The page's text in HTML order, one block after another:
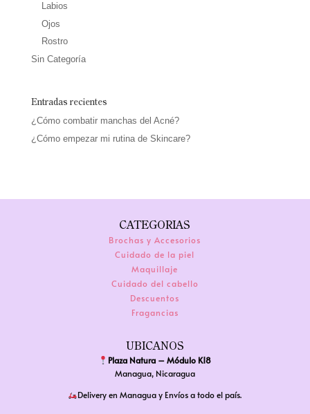
Labios
Ojos
Rostro
Sin Categoría
Entradas recientes
¿Cómo combatir manchas del Acné?
¿Cómo empezar mi rutina de Skincare?
CATEGORIAS
Brochas y Accesorios
Cuidado de la piel
Maquillaje
Cuidado del cabello
Descuentos
Fragancias
UBICANOS
Plaza Natura – Módulo K18
Managua, Nicaragua
Delivery en Managua y Envíos a todo el país.